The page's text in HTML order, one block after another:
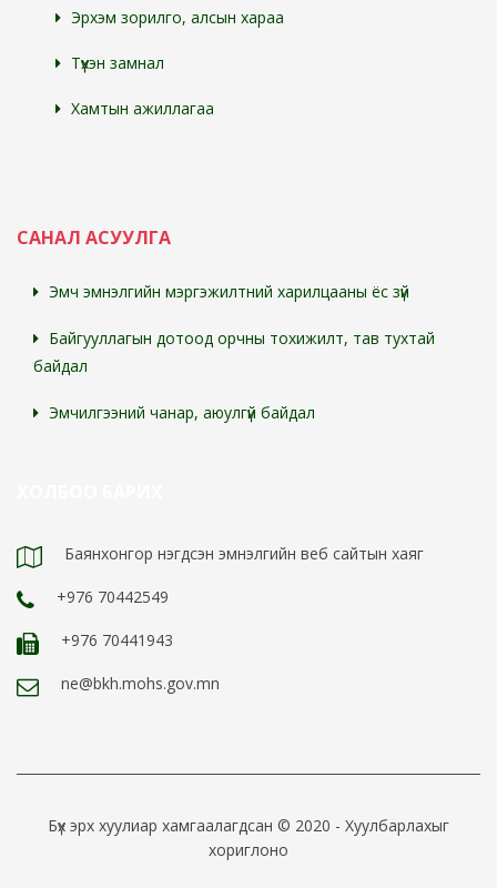
Эрхэм зорилго, алсын хараа
Түүхэн замнал
Хамтын ажиллагаа
САНАЛ АСУУЛГА
Эмч эмнэлгийн мэргэжилтний харилцааны ёс зүй
Байгууллагын дотоод орчны тохижилт, тав тухтай
байдал
Эмчилгээний чанар, аюулгүй байдал
Баянхонгор нэгдсэн эмнэлгийн веб сайтын хаяг
+976 70442549
+976 70441943
ne@bkh.mohs.gov.mn
Бүх эрх хуулиар хамгаалагдсан © 2020 - Хуулбарлахыг
хориглоно